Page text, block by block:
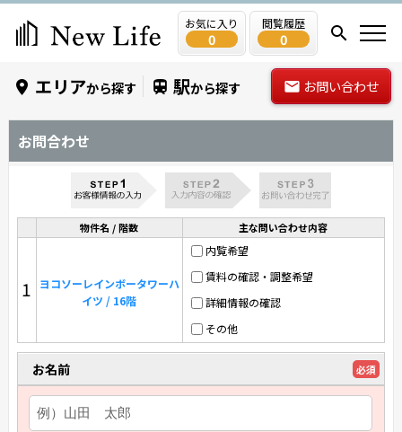
お気に入り
0
閲覧履歴
0
エリアから探す 駅から探す お問い合わせ
お問合わせ
物件名 / 階数 主な問い合わせ内容
1
ヨコソーレインボータワーハ
イツ / 16階
内覧希望
賃料の確認・調整希望
詳細情報の確認
その他
お名前 必須